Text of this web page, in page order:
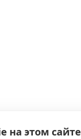
на этом сайте